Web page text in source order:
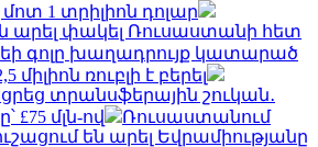
1 տրիլիոն դոլար
արել փակել Ռուսաստանի հետ
գոլը խաղադրույք կատարած
ռուբլի է բերել
տրանսֆերային շուկան․
£75 մլն-ով
Ռուսաստանում
են արել Եվրամիությանը